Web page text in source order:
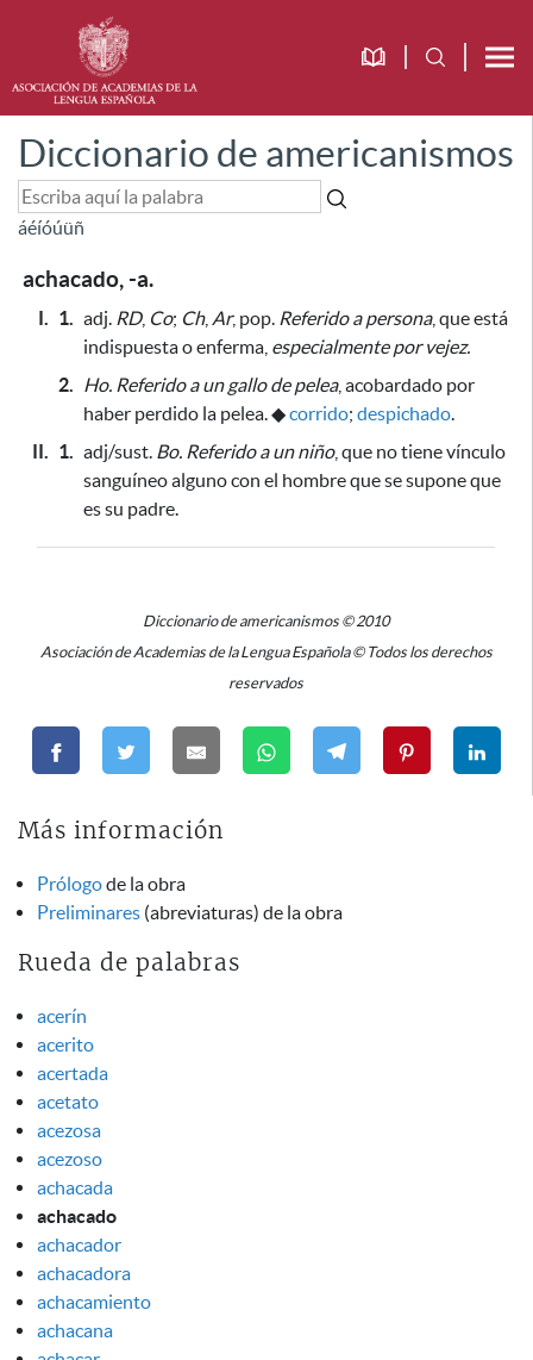
Diccionario de americanismos
áéíóúüñ
achacado, -a.
I. 1. adj. RD, Co; Ch, Ar, pop. Referido a persona, que está
indispuesta o enferma, especialmente por vejez.
2. Ho. Referido a un gallo de pelea, acobardado por
haber perdido la pelea.◆corrido; despichado.
II. 1. adj/sust. Bo. Referido a un niño, que no tiene vínculo
sanguíneo alguno con el hombre que se supone que
es su padre.
Diccionario de americanismos © 2010
Asociación de Academias de la Lengua Española © Todos los derechos
reservados
Más información
Prólogode la obra
Preliminares (abreviaturas) de la obra
Rueda de palabras
acerín
acerito
acertada
acetato
acezosa
acezoso
achacada
achacado
achacador
achacadora
achacamiento
achacana